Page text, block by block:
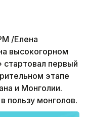
/Елена
высокогорном
первый
этапе
и Монголии.
пользу монголов.